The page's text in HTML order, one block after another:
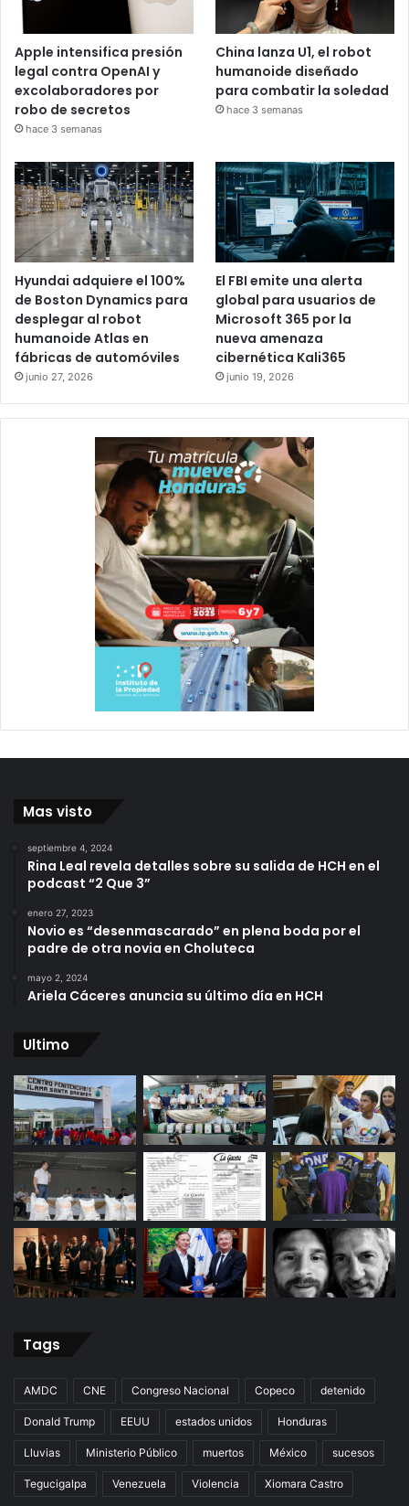
Apple intensifica presión
legal contra OpenAI y
excolaboradores por
robo de secretos
hace 3 semanas
China lanza U1, el robot
humanoide diseñado
para combatir la soledad
hace 3 semanas
Hyundai adquiere el 100%
de Boston Dynamics para
desplegar al robot
humanoide Atlas en
fábricas de automóviles
junio 27, 2026
El FBI emite una alerta
global para usuarios de
Microsoft 365 por la
nueva amenaza
cibernética Kali365
junio 19, 2026
Mas visto
septiembre 4, 2024
Rina Leal revela detalles sobre su salida de HCH en el
podcast “2 Que 3”
enero 27, 2023
Novio es “desenmascarado” en plena boda por el
padre de otra novia en Choluteca
mayo 2, 2024
Ariela Cáceres anuncia su último día en HCH
Ultimo
Tags
AMDC CNE Congreso Nacional Copeco detenido
Donald Trump EEUU estados unidos Honduras
Lluvias Ministerio Público muertos México sucesos
Tegucigalpa Venezuela Violencia Xiomara Castro